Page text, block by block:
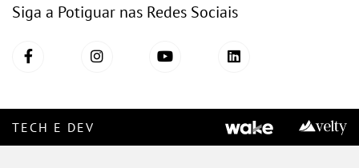
Siga a Potiguar nas Redes Sociais
TECH E DEV